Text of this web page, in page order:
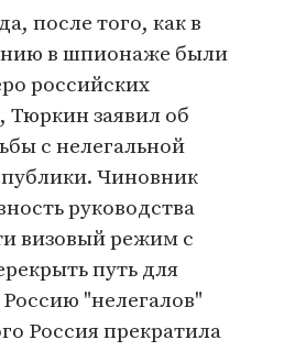
после того, как в
в шпионаже были
российских
заявил об
с нелегальной
Чиновник
руководства
визовый режим с
путь для
"нелегалов"
Россия прекратила